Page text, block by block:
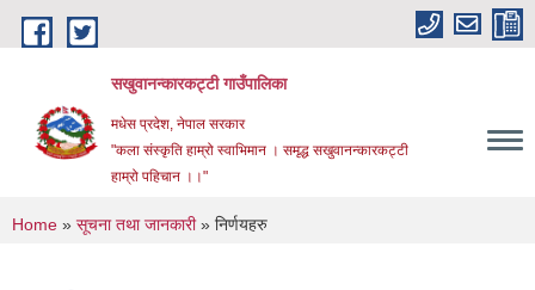
Skip to main content
सखुवानन्कारकट्टी गाउँपालिका
मधेस प्रदेश, नेपाल सरकार
"कला संस्कृति हाम्रो स्वाभिमान । समृद्ध सखुवानन्कारकट्टी
हाम्रो पहिचान ।।"
You are here
Home » सूचना तथा जानकारी» निर्णयहरु